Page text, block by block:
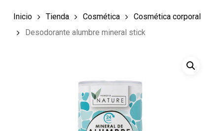
Inicio Tienda Cosmética
Cosmética corporal
Desodorante alumbre mineral stick